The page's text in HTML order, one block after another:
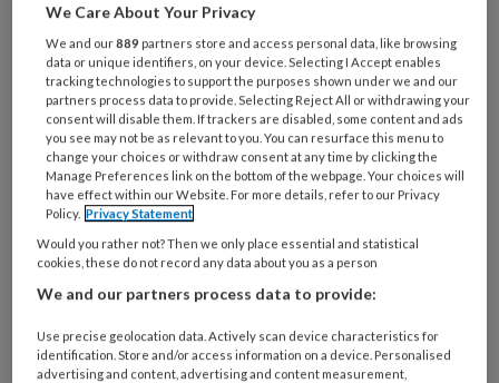
medewerkers ongelooflijk dankbaar
dat ze hier staan.
Ondanks
REGISTREREN
Wil je dit artikel lezen?
artikelen gratis per maand
We Care About Your Privacy
We and our889 partners store and access personal data, like browsing
data or unique identifiers, on your device. Selecting I Accept enables
tracking technologies to support the purposes shown under we and our
partners process data to provide. Selecting Reject All or withdrawing your
consent will disable them. If trackers are disabled, some content and ads
you see may not be as relevant to you. You can resurface this menu to
change your choices or withdraw consent at any time by clicking the
Manage Preferences link on the bottom of the webpage. Your choices will
have effect within our Website. For more details, refer to our Privacy
Policy. Privacy Statement
Would you rather not? Then we only place essential and statistical
cookies, these do not record any data about you as a person
We and our partners process data to provide:
Use precise geolocation data. Actively scan device characteristics for
identification. Store and/or access information on a device. Personalised
advertising and content, advertising and content measurement,